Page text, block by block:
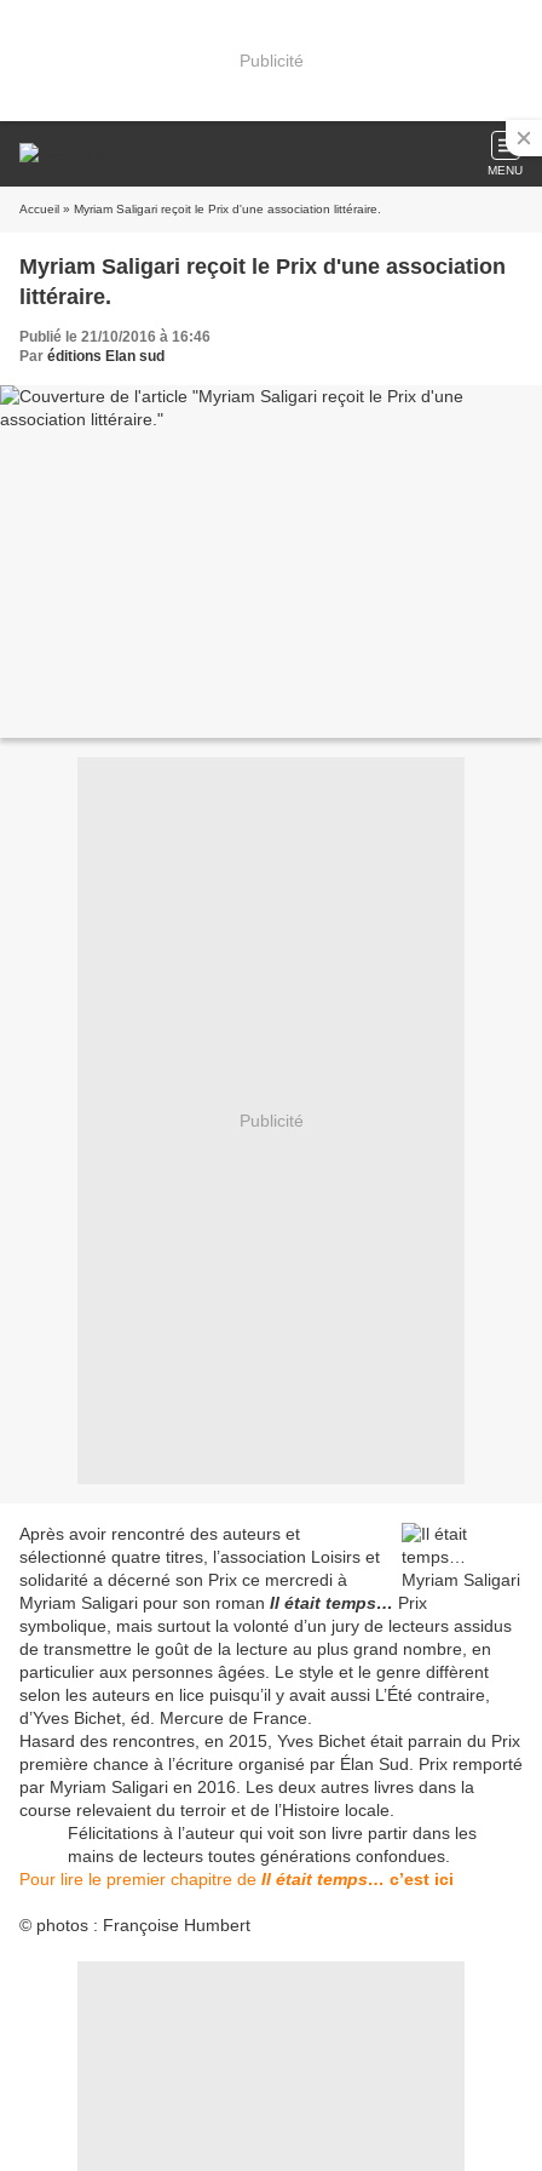
Publicité
MENU
Accueil » Myriam Saligari reçoit le Prix d'une association littéraire.
Myriam Saligari reçoit le Prix d'une association
littéraire.
Publié le 21/10/2016 à 16:46
Par éditions Elan sud
Publicité
Après avoir rencontré des auteurs et
sélectionné quatre titres, l’association Loisirs et
solidarité a décerné son Prix ce mercredi à
Myriam Saligari pour son roman Il était temps… Prix
symbolique, mais surtout la volonté d’un jury de lecteurs assidus
de transmettre le goût de la lecture au plus grand nombre, en
particulier aux personnes âgées. Le style et le genre diffèrent
selon les auteurs en lice puisqu’il y avait aussi L’Été contraire,
d’Yves Bichet, éd. Mercure de France.
Hasard des rencontres, en 2015, Yves Bichet était parrain du Prix
première chance à l’écriture organisé par Élan Sud. Prix remporté
par Myriam Saligari en 2016. Les deux autres livres dans la
course relevaient du terroir et de l’Histoire locale.
Félicitations à l’auteur qui voit son livre partir dans les
mains de lecteurs toutes générations confondues.
Pour lire le premier chapitre de Il était temps… c’est ici
© photos : Françoise Humbert